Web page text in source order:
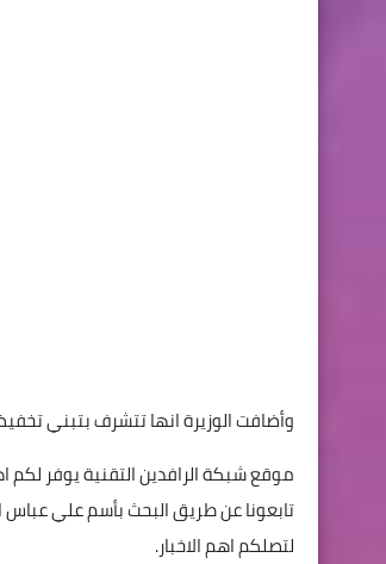
وأضافت الوزيرة انها تتشرف بتبني
موقع شبكة الرافدين التقنية يوفر
تابعونا عن طريق البحث بأسم علي عباس
لتصلكم اهم الاخبار.